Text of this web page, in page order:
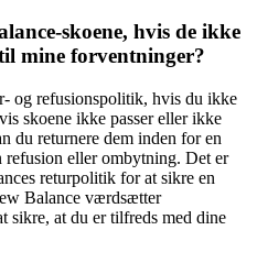
skoene, hvis de ikke
mine forventninger?
og refusionspolitik, hvis du ikke
skoene ikke passer eller ikke
du returnere dem inden for en
refusion eller ombytning. Det er
returpolitik for at sikre en
Balance værdsætter
sikre, at du er tilfreds med dine